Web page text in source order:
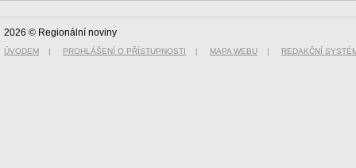
2026 © Regionální noviny
ÚVODEM | PROHLÁŠENÍ O PŘÍSTUPNOSTI | MAPA WEBU | REDAKČNÍ